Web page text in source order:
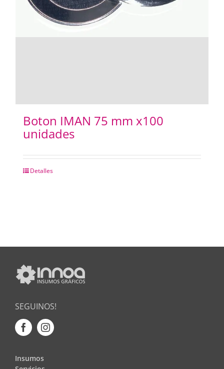
Boton IMAN 75 mm x100
unidades
Detalles
SEGUINOS!
Insumos